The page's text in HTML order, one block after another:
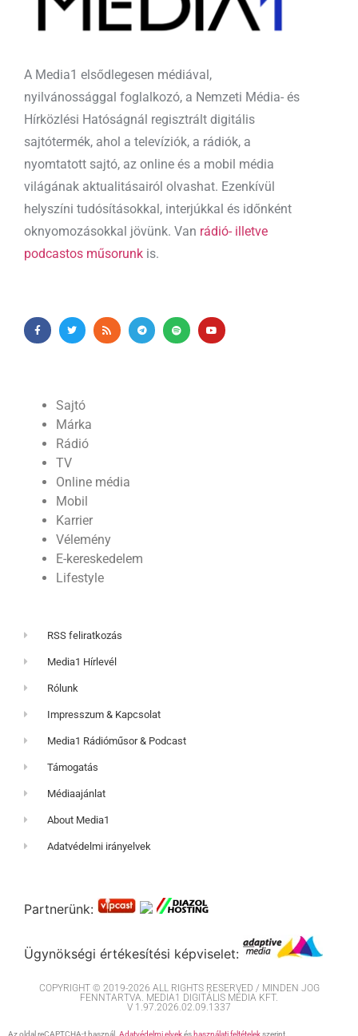
A Media1 elsődlegesen médiával,
nyilvánossággal foglalkozó, a Nemzeti Média- és
Hírközlési Hatóságnál regisztrált digitális
sajtótermék, ahol a televíziók, a rádiók, a
nyomtatott sajtó, az online és a mobil média
világának aktualitásairól olvashat. Ezenkívül
helyszíni tudósításokkal, interjúkkal és időnként
oknyomozásokkal jövünk. Van rádió- illetve
podcastos műsorunk is.
Sajtó
Márka
Rádió
TV
Online média
Mobil
Karrier
Vélemény
E-kereskedelem
Lifestyle
RSS feliratkozás
Media1 Hírlevél
Rólunk
Impresszum & Kapcsolat
Media1 Rádióműsor & Podcast
Támogatás
Médiaajánlat
About Media1
Adatvédelmi irányelvek
Partnerünk:
Ügynökségi értékesítési képviselet:
COPYRIGHT © 2019-2026 ALL RIGHTS RESERVED / MINDEN JOG
FENNTARTVA. MEDIA1 DIGITÁLIS MÉDIA KFT.
V 1.97.2026.02.09.1337